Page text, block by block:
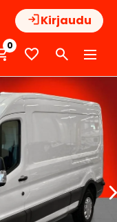
Kirjaudu
0